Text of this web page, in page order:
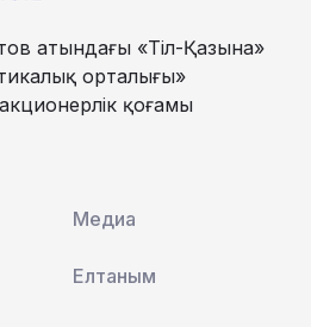
атындағы «Тіл-Қазына»
орталығы»
қоғамы
Медиа
Елтаным